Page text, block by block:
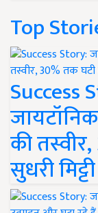
Top
Success
की
सुधरी